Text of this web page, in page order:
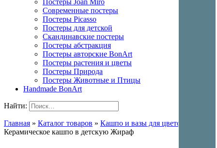
Постеры Joan Miro
Современные постеры
Постеры Picasso
Постеры для детской
Скандинавские постеры
Постеры абстракция
Постеры авторские BonArt
Постеры растения и цветы
Постеры Природа
Постеры Животные и Птицы
Handmade BonArt
Найти:
Главная » Каталог товаров » Кашпо и вазы для цветов
Керамическое кашпо в детскую Жираф